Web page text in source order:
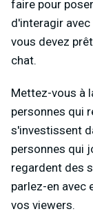
faire pour
d'interagir
vous devez
chat.
Mettez-vous à
personnes qui
s'investissent
personnes qui
regardent des
parlez-en avec
vos viewers.